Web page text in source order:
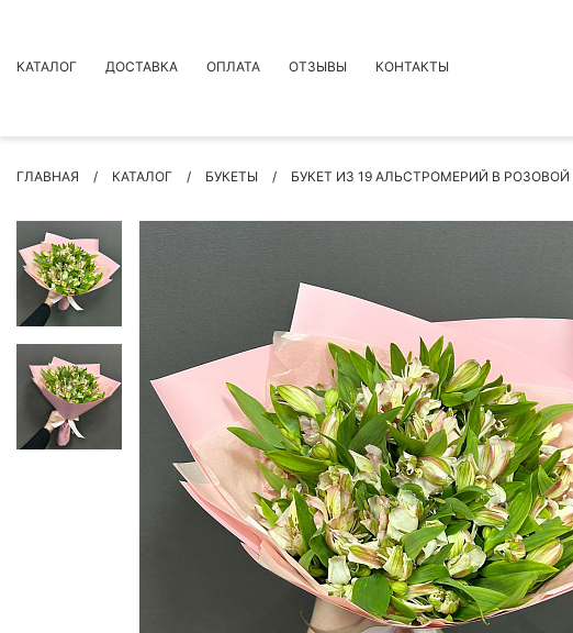
КАТАЛОГ
БУКЕТЫ
ЦВЕТЫ
ПОВОД
РОЗЫ
БУКЕТЫ НЕВЕСТЫ
ПОДАРКИ
КОМПОЗИЦИИ ЦВЕТОВ
СУХОЦВЕТЫ
ИНДИВИДУАЛЬНЫЙ ЗАКАЗ
ЦВЕТЫ ДЛЯ ПОХОРОН
ДОСТАВКА ОПЛАТА ОТЗЫВЫ КОНТАКТЫ
ГЛАВНАЯ КАТАЛОГ БУКЕТЫ БУКЕТ ИЗ 19 АЛЬСТРОМЕРИЙ В